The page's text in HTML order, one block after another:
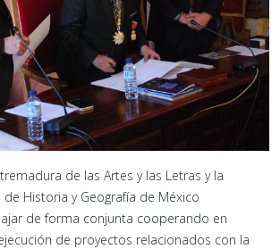
de las Artes y las Letras y la
Historia y Geografía de México
de forma conjunta cooperando en
de proyectos relacionados con la